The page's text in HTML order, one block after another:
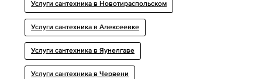
Услуги сантехника в Новотираспольском
Услуги сантехника в Алексеевке
Услуги сантехника в Яунелгаве
Услуги сантехника в Червени